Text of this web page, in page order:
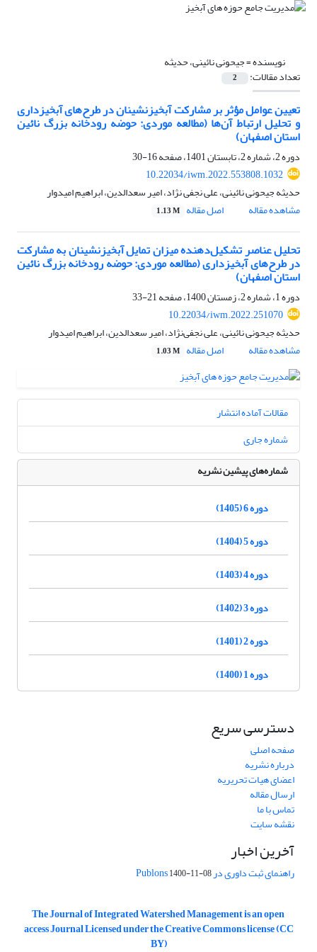
نویسنده =جیحونی نائینی، حدیثه
تعداد مقالات: 2
تعیین عوامل مؤثر بر مشارکت آبخیزنشینان در طرح‌های آبخیزداری
و تحلیل ارتباط آن‌ها (مطالعه موردی: حوضه رودخانه بزرگ نائین
استان اصفهان)
دوره 2، شماره 2، تابستان 1401، صفحه
16-30
10.22034/iwm.2022.553808.1032
حدیثه جیحونی نائینی، علی نجفی نژاد، امیر سعدالدین، ابراهیم امیدوار
مشاهده مقاله
اصل مقاله 1.13 M
تحلیل عناصر تشکیل‌دهنده میزان تمایل آبخیزنشینان به مشارکت
در طرح‌های آبخیزداری (مطالعه موردی: حوضه رودخانه بزرگ نائین
استان اصفهان)
دوره 1، شماره 2، زمستان 1400، صفحه
21-33
10.22034/iwm.2022.251070
حدیثه جیحونی نائینی، علی نجفی‌نژاد، امیر سعدالدین، ابراهیم امیدوار
مشاهده مقاله
اصل مقاله 1.03 M
مقالات آماده انتشار
شماره جاری
شماره‌های پیشین نشریه
دوره 6 (1405)
دوره 5 (1404)
دوره 4 (1403)
دوره 3 (1402)
دوره 2 (1401)
دوره 1 (1400)
دسترسی سریع
صفحه اصلی
درباره نشریه
اعضای هیات تحریریه
ارسال مقاله
تماس با ما
نقشه سایت
آخرین اخبار
راهنمای ثبت داوری در Publons1400-11-08
The Journal of Integrated Watershed Management is an open
access Journal Licensed under the Creative Commons license (CC
BY)